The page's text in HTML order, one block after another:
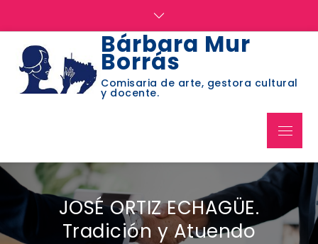
Bárbara Mur
Borrás
Comisaria de arte, gestora cultural
y docente.
Menu
JOSÉ ORTIZ ECHAGÜE.
Tradición y Atuendo